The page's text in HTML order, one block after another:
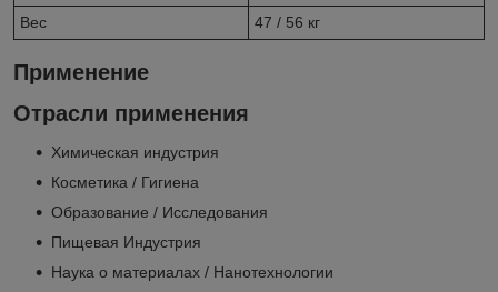
Вес
47 / 56 кг
Применение
Отрасли применения
Химическая индустрия
Косметика / Гигиена
Образование / Исследования
Пищевая Индустрия
Наука о материалах / Нанотехнологии